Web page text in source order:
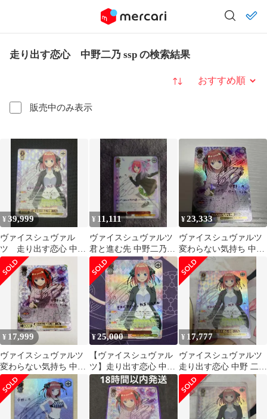
走り出す恋心 中野二乃 ssp の検索結果
販売中のみ表示
並び替え
¥39,999
ヴァイスシュヴァル
ツ 走り出す恋心 中野
二乃 SSP サイン
¥ 11,111
ヴァイスシュヴァルツ
君と進む先 中野二乃
SP
¥23,333
ヴァイスシュヴァルツ
変わらない気持ち 中野
二乃 SSP サイン
¥ 17,999
ヴァイスシュヴァルツ
変わらない気持ち 中野
二乃 SSP
¥25,000
【ヴァイスシュヴァル
ツ】走り出す恋心 中野
二乃 ssp サイン 五等
分の花嫁
¥ 17,777
ヴァイスシュヴァルツ
走り出す恋心 中野 二乃
SSP サイン